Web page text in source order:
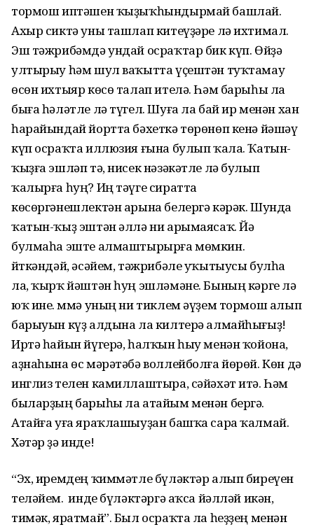
тормош иптәшен ҡыҙыҡһындырмай башлай.
Ахыр сиктә уны ташлап китеүҙәре лә ихтимал.
Эш тәжрибәмдә ундай осраҡтар бик күп. Өйҙә
ултырыу һәм шул ваҡытта үҫештән туҡтамау
өсөн ихтыяр көсө талап ителә. Һәм барыһы ла
быға һәләтле лә түгел. Шуға ла бай ир менән хан
һарайындай йортта бәхеткә төрөнөп кенә йәшәү
күп осраҡта иллюзия ғына булып ҡала. Ҡатын-
ҡыҙға эшләп тә, нисек нәзәкәтле лә булып
ҡалырға һуң? Иң тәүге сиратта
көсөргәнешлектән арына белергә кәрәк. Шунда
ҡатын-ҡыҙ эштән әллә ни арымаясаҡ. Йә
булмаһа эште алмаштырырға мөмкин.
Әйткәндәй, әсәйем, тәжрибәле уҡытыусы булһа
ла, ҡырҡ йәштән һуң эшләмәне. Бының кәрге лә
юҡ ине. Әммә уның ни тиклем әүҙем тормош алып
барыуын күҙ алдына ла килтерә алмайһығыҙ!
Иртә һайын йүгерә, һалҡын һыу менән ҡойона,
аҙнаһына өс мәрәтәбә воллейболға йөрөй. Көн дә
инглиз телен камиллаштыра, сәйәхәт итә. Һәм
быларҙың барыһы ла атайым менән бергә.
Атайға уға яраҡлашыуҙан башҡа сара ҡалмай.
Хәтәр ҙә инде!
“Эх, иремдең ҡиммәтле бүләктәр алып биреүен
теләйем. Ә инде бүләктәргә аҡса йәлләй икән,
тимәк, яратмай”. Был осраҡта ла һеҙҙең менән